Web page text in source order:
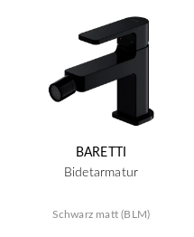
BARETTI
Bidetarmatur
Schwarz matt (BLM)